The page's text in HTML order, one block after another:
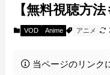
【無料視聴方法
VOD Anime アニメ
当ページのリンク